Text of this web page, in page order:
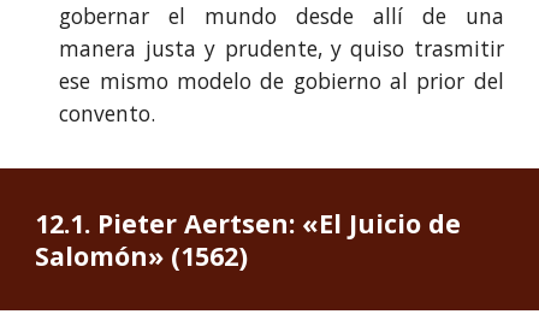
gobernar el mundo desde allí de una
manera justa y prudente, y quiso trasmitir
ese mismo modelo de gobierno al prior del
convento.
12.1. Pieter Aertsen: «El Juicio de
Salomón» (1562)